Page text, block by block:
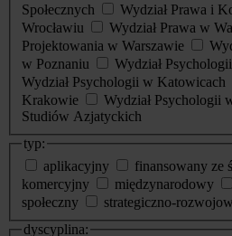
Społecznych
Wydział Prawa i
Wrocławiu
Wydział Prawa w
Projektowania w Warszawie
w Poznaniu
Wydział
Wydział Psychologii w Katowicach
Krakowie
Wydział Psychologii
Studiów Azjatyckich
typ:
aplikacyjny
finansowany ze
komercyjny
międzynarodowy
społeczny
strategiczno-
dyscyplina: